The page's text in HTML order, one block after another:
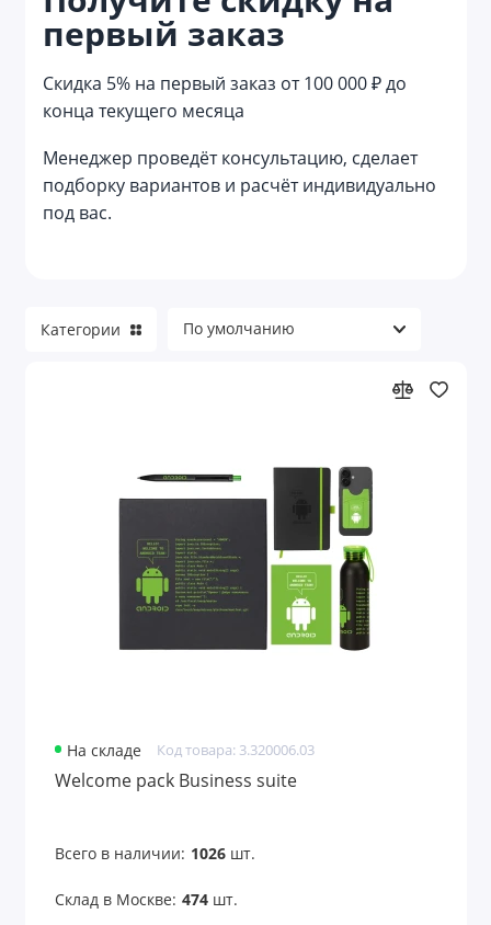
первый заказ
Скидка 5% на первый заказ от 100 000 ₽ до
конца текущего месяца
Менеджер проведёт консультацию, сделает
подборку вариантов и расчёт индивидуально
под вас.
Кухонные подарочные наборы
Лайфстайл наборы
Маникюрные наборы
Мужские наборы
Наборы аксессуаров
Наборы для алкоголя
Наборы для выращивания растений
Наборы для женщин
Наборы для игры в карты
Наборы для пикника
Категории
На складе Код товара: 3.320006.03
Welcome pack Business suite
Всего в наличии: 1026шт.
Склад в Москве: 474шт.